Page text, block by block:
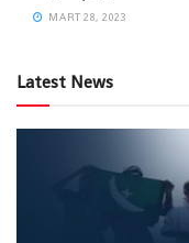
MART 28, 2023
Latest News